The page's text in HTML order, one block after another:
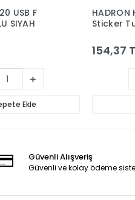
Klavye
Türkçe Q
Sepete Ekle
Güvenli Alışveriş
Güvenli ve kolay ödeme